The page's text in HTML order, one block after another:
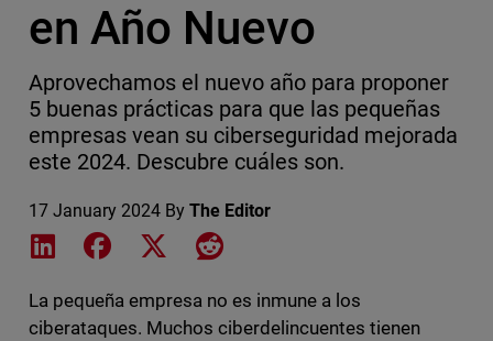
en Año Nuevo
Aprovechamos el nuevo año para proponer
5 buenas prácticas para que las pequeñas
empresas vean su ciberseguridad mejorada
este 2024. Descubre cuáles son.
17 January 2024 By The Editor
Share on LinkedIn
Share on Facebook
Share on XShare on Reddit
La pequeña empresa no es inmune a los
ciberataques. Muchos ciberdelincuentes tienen